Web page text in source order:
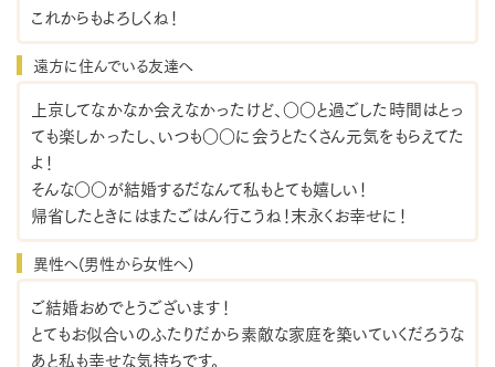
これからもよろしくね！
遠方に住んでいる友達へ
上京してなかなか会えなかったけど、○○と過ごした時間はとっ
ても楽しかったし、いつも○○に会うとたくさん元気をもらえてた
よ！
そんな○○が結婚するだなんて私もとても嬉しい！
帰省したときにはまたごはん行こうね！末永くお幸せに！
異性へ(男性から女性へ)
ご結婚おめでとうございます！
とてもお似合いのふたりだから素敵な家庭を築いていくだろうな
あと私も幸せな気持ちです。